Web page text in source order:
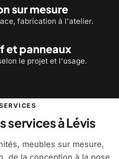
sur mesure
fabrication à l'atelier.
et panneaux
le projet et l'usage.
services à Lévis
meubles sur mesure,